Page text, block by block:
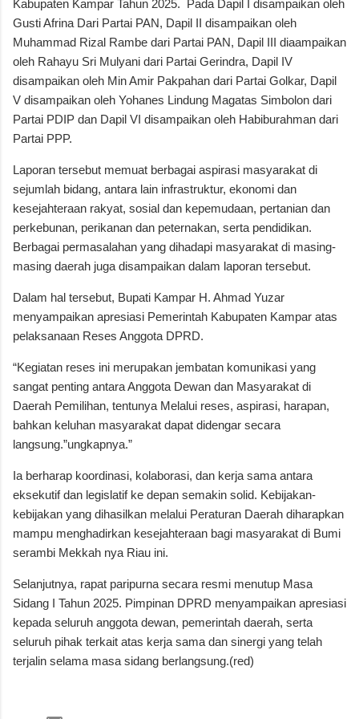
Kabupaten Kampar Tahun 2025. Pada Dapil I disampaikan oleh
Gusti Afrina Dari Partai PAN, Dapil II disampaikan oleh
Muhammad Rizal Rambe dari Partai PAN, Dapil III diaampaikan
oleh Rahayu Sri Mulyani dari Partai Gerindra, Dapil IV
disampaikan oleh Min Amir Pakpahan dari Partai Golkar, Dapil
V disampaikan oleh Yohanes Lindung Magatas Simbolon dari
Partai PDIP dan Dapil VI disampaikan oleh Habiburahman dari
Partai PPP.
Laporan tersebut memuat berbagai aspirasi masyarakat di
sejumlah bidang, antara lain infrastruktur, ekonomi dan
kesejahteraan rakyat, sosial dan kepemudaan, pertanian dan
perkebunan, perikanan dan peternakan, serta pendidikan.
Berbagai permasalahan yang dihadapi masyarakat di masing-
masing daerah juga disampaikan dalam laporan tersebut.
Dalam hal tersebut, Bupati Kampar H. Ahmad Yuzar
menyampaikan apresiasi Pemerintah Kabupaten Kampar atas
pelaksanaan Reses Anggota DPRD.
“Kegiatan reses ini merupakan jembatan komunikasi yang
sangat penting antara Anggota Dewan dan Masyarakat di
Daerah Pemilihan, tentunya Melalui reses, aspirasi, harapan,
bahkan keluhan masyarakat dapat didengar secara
langsung.”ungkapnya.”
Ia berharap koordinasi, kolaborasi, dan kerja sama antara
eksekutif dan legislatif ke depan semakin solid. Kebijakan-
kebijakan yang dihasilkan melalui Peraturan Daerah diharapkan
mampu menghadirkan kesejahteraan bagi masyarakat di Bumi
serambi Mekkah nya Riau ini.
Selanjutnya, rapat paripurna secara resmi menutup Masa
Sidang I Tahun 2025. Pimpinan DPRD menyampaikan apresiasi
kepada seluruh anggota dewan, pemerintah daerah, serta
seluruh pihak terkait atas kerja sama dan sinergi yang telah
terjalin selama masa sidang berlangsung.(red)